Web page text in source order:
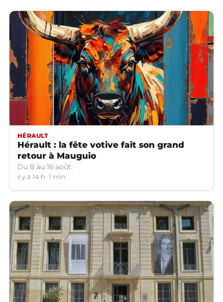
HÉRAULT
Hérault : la fête votive fait son grand
retour à Mauguio
Du 8 au 16 août.
il y a 14 h 1 min